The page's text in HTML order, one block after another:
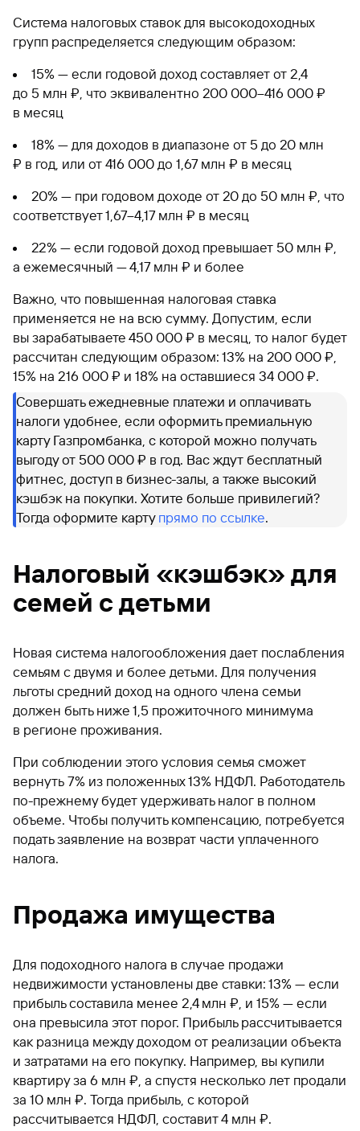
Система налоговых ставок для высокодоходных
групп распределяется следующим образом:
15% — если годовой доход составляет от 2,4
до 5 млн ₽, что эквивалентно 200 000–416 000 ₽
в месяц
18% — для доходов в диапазоне от 5 до 20 млн
₽ в год, или от 416 000 до 1,67 млн ₽ в месяц
20% — при годовом доходе от 20 до 50 млн ₽, что
соответствует 1,67–4,17 млн ₽ в месяц
22% — если годовой доход превышает 50 млн ₽,
а ежемесячный — 4,17 млн ₽ и более
Важно, что повышенная налоговая ставка
применяется не на всю сумму. Допустим, если
вы зарабатываете 450 000 ₽ в месяц, то налог будет
рассчитан следующим образом: 13% на 200 000 ₽,
15% на 216 000 ₽ и 18% на оставшиеся 34 000 ₽.
Совершать ежедневные платежи и оплачивать
налоги удобнее, если оформить премиальную
карту Газпромбанка, с которой можно получать
выгоду от 500 000 ₽ в год. Вас ждут бесплатный
фитнес, доступ в бизнес-залы, а также высокий
кэшбэк на покупки. Хотите больше привилегий?
Тогда оформите карту прямо по ссылке.
Налоговый «кэшбэк» для
семей с детьми
Новая система налогообложения дает послабления
семьям с двумя и более детьми. Для получения
льготы средний доход на одного члена семьи
должен быть ниже 1,5 прожиточного минимума
в регионе проживания.
При соблюдении этого условия семья сможет
вернуть 7% из положенных 13% НДФЛ. Работодатель
по-прежнему будет удерживать налог в полном
объеме. Чтобы получить компенсацию, потребуется
подать заявление на возврат части уплаченного
налога.
Продажа имущества
Для подоходного налога в случае продажи
недвижимости установлены две ставки: 13% — если
прибыль составила менее 2,4 млн ₽, и 15% — если
она превысила этот порог. Прибыль рассчитывается
как разница между доходом от реализации объекта
и затратами на его покупку. Например, вы купили
квартиру за 6 млн ₽, а спустя несколько лет продали
за 10 млн ₽. Тогда прибыль, с которой
рассчитывается НДФЛ, составит 4 млн ₽.